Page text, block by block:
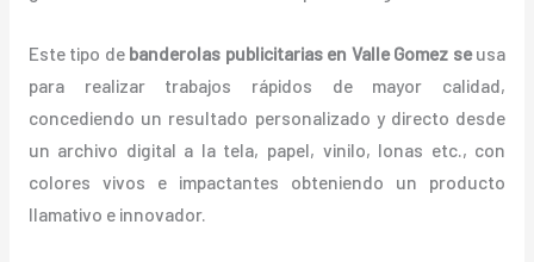
Este tipo de banderolas publicitarias en Valle Gomez seusa
para realizar trabajos rápidos de mayor calidad,
concediendo un resultado personalizado y directo desde
un archivo digital a la tela, papel, vinilo, lonas etc., con
colores vivos e impactantes obteniendo un producto
llamativo e innovador.